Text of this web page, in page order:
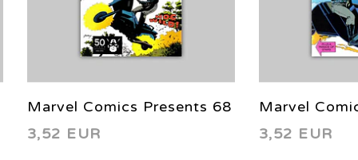
Marvel Comics Presents 68
1991
3,52 EUR
Marvel
1990
3,52 EUR